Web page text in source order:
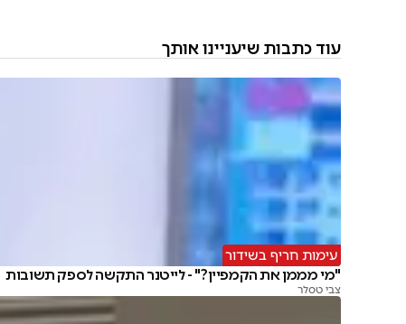
עוד כתבות שיעניינו אותך
עימות חריף בשידור
"מי מממן את הקמפיין?" - לייטנר התקשה לספק תשובות
צבי טסלר